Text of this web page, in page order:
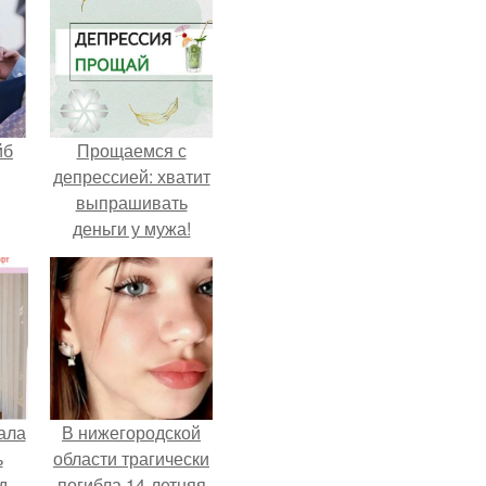
Прощаемся с
депрессией: хватит
выпрашивать
деньги у мужа!
В нижегородской
области трагически